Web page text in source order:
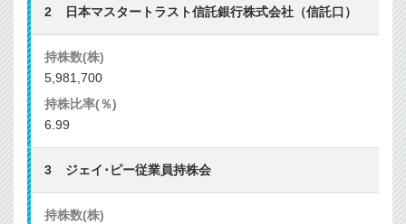
日本マスタートラスト信託銀行株式会社（信託口）
5,981,700
6.99
ジェイ･ピー従業員持株会